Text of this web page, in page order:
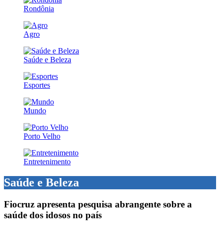
Rondônia
Agro
Saúde e Beleza
Esportes
Mundo
Porto Velho
Entretenimento
Saúde e Beleza
Fiocruz apresenta pesquisa abrangente sobre a
saúde dos idosos no país